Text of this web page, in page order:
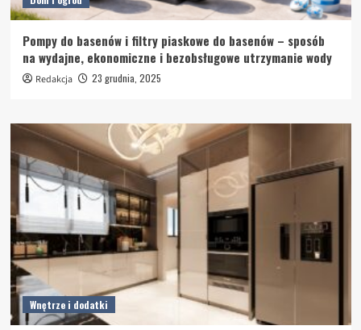
Pompy do basenów i filtry piaskowe do basenów – sposób
na wydajne, ekonomiczne i bezobsługowe utrzymanie wody
Redakcja 23 grudnia, 2025
Wnętrze i dodatki